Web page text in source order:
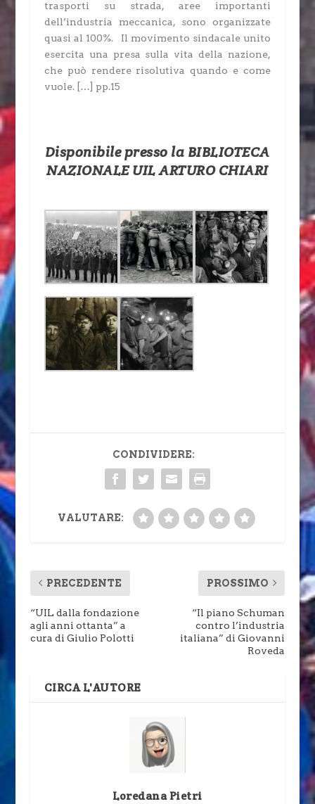
trasporti su strada, aree importanti
dell’industria meccanica, sono organizzate
quasi al 100%. Il movimento sindacale unito
esercita una presa sulla vita della nazione,
che può rendere risolutiva quando e come
vuole. […] pp.15
Disponibile presso la BIBLIOTECA
NAZIONALE UIL ARTURO CHIARI
CONDIVIDERE:
VALUTARE:
PRECEDENTE
“UIL dalla fondazione
agli anni ottanta” a
cura di Giulio Polotti
PROSSIMO
“Il piano Schuman
contro l’industria
italiana” di Giovanni
Roveda
CIRCA L'AUTORE
Loredana Pietri